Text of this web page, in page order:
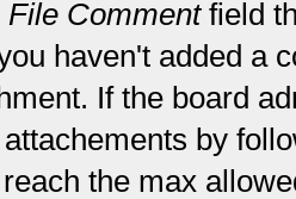
File Commentfield
haven't added a
If the board
by
the max